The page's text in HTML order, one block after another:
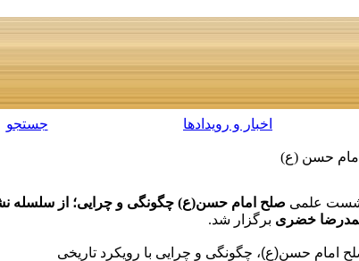
اخبار و رویدادها جستجو
حسن (ع)
نشست علمی صلح امام حسن(ع) چگونگی و چرایی؛ از سلسله
خضری برگزار شد.
امام حسن(ع)، چگونگی و چرایی با رویکرد تاریخی